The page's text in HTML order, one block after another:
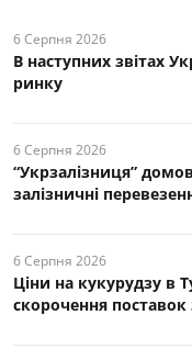
6 Серпня 2026
В наступних звітах
ринку
6 Серпня 2026
“Укрзалізниця”
залізничні
6 Серпня 2026
Ціни на кукурудзу в
скорочення поставок